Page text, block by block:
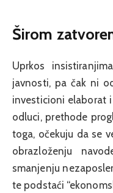
Širom
Uprkos
javnosti, pa čak ni
investicioni elaborat
odluci, prethode
toga, očekuju da se
obrazloženju
smanjenju
te podstaći